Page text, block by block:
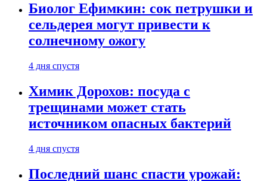
Биолог Ефимкин: сок петрушки и
сельдерея могут привести к
солнечному ожогу
4 дня спустя
Химик Дорохов: посуда с
трещинами может стать
источником опасных бактерий
4 дня спустя
Последний шанс спасти урожай: